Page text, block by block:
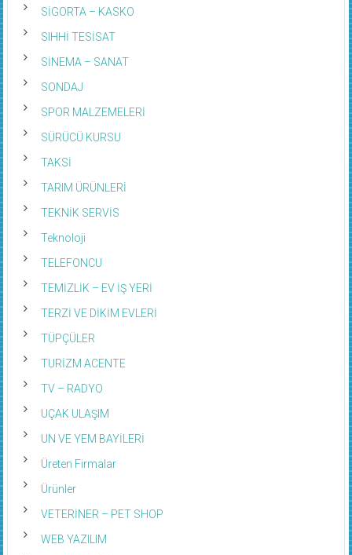
SİGORTA – KASKO
SIHHİ TESİSAT
SİNEMA – SANAT
SONDAJ
SPOR MALZEMELERİ
SÜRÜCÜ KURSU
TAKSİ
TARIM ÜRÜNLERİ
TEKNİK SERVİS
Teknoloji
TELEFONCU
TEMİZLİK – EV İŞ YERİ
TERZİ VE DİKİM EVLERİ
TÜPÇÜLER
TURİZM ACENTE
TV – RADYO
UÇAK ULAŞIM
UN VE YEM BAYİLERİ
Üreten Firmalar
Ürünler
VETERİNER – PET SHOP
WEB YAZILIM